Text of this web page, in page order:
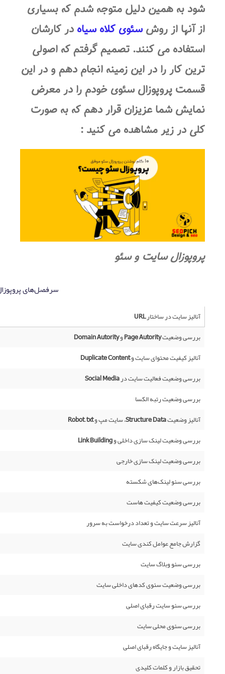
شود به همین دلیل متوجه شدم که بسیاری
از آنها از روشسئوی کلاه سیاه در کارشان
استفاده می کنند. تصمیم گرفتم که اصولی
ترین کار را در این زمینه انجام دهم و در این
قسمتپروپوزال سئوی خودم را در معرض
نمایش شما عزیزان قرار دهم که به صورت
کلی در زیر مشاهده می کنید :
پروپوزال سایت و سئو
سرفصل‌های
آنالیز سایت در ساختار URL
بررسی وضعیت Page Autority و Domain Autority
آنالیز کیفیت محتوای سایت و Duplicate Content‌
بررسی وضعیت فعالیت سایت در Social Media
بررسی وضعیت رتبه الکسا
آنالیز وضعیت Structure Data، سایت مپ و Robot.txt
بررسی وضعیت لینک سازی داخلی و Link Building
بررسی وضعیت لینک سازی خارجی
بررسی سئو لینک‌های شکسته
بررسی وضعیت کیفیت هاست
آنالیز سرعت سایت و تعداد درخواست به سرور
گزارش جامع عوامل کندی سایت
بررسی سئو وبلاگ سایت
بررسی وضعیت سئوی کدهای داخلی سایت
بررسی سئو سایت رقبای اصلی
بررسی سئوی محلی سایت
آنالیز سایت و جایگاه رقبای اصلی
تحقیق بازار و کلمات کلیدی